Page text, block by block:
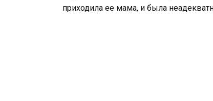
приходила ее мама, и была